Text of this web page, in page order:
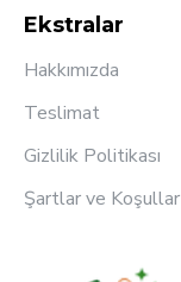
Ekstralar
Hakkımızda
Teslimat
Gizlilik Politikası
Şartlar ve Koşullar